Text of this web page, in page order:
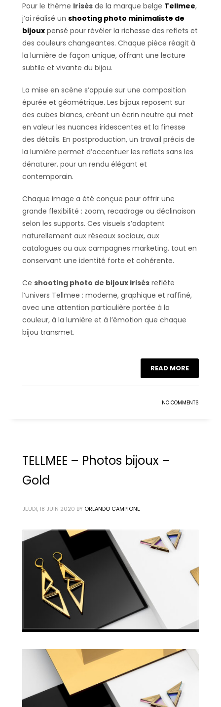
Pour le thème Irisés de la marque belge Tellmee,
j’ai réalisé un shooting photo minimaliste de
bijoux pensé pour révéler la richesse des reflets et
des couleurs changeantes. Chaque pièce réagit à
la lumière de façon unique, offrant une lecture
subtile et vivante du bijou.
La mise en scène s’appuie sur une composition
épurée et géométrique. Les bijoux reposent sur
des cubes blancs, créant un écrin neutre qui met
en valeur les nuances iridescentes et la finesse
des détails. En postproduction, un travail précis de
la lumière permet d’accentuer les reflets sans les
dénaturer, pour un rendu élégant et
contemporain.
Chaque image a été conçue pour offrir une
grande flexibilité : zoom, recadrage ou déclinaison
selon les supports. Ces visuels s’adaptent
naturellement aux réseaux sociaux, aux
catalogues ou aux campagnes marketing, tout en
conservant une identité forte et cohérente.
Ce shooting photo de bijoux irisés reflète
l’univers Tellmee : moderne, graphique et raffiné,
avec une attention particulière portée à la
couleur, à la lumière et à l’émotion que chaque
bijou transmet.
READ MORE
NO COMMENTS
TELLMEE – Photos bijoux –
Gold
JEUDI, 18 JUIN 2020 BY ORLANDO CAMPIONE